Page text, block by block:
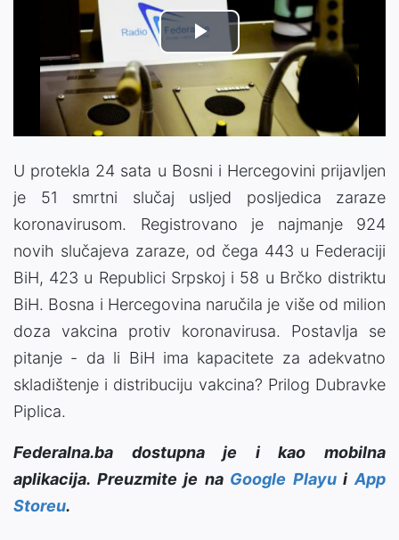
Play
Video
U protekla 24 sata u Bosni i Hercegovini prijavljen
je 51 smrtni slučaj usljed posljedica zaraze
koronavirusom. Registrovano je najmanje 924
novih slučajeva zaraze, od čega 443 u Federaciji
BiH, 423 u Republici Srpskoj i 58 u Brčko distriktu
BiH. Bosna i Hercegovina naručila je više od milion
doza vakcina protiv koronavirusa. Postavlja se
pitanje - da li BiH ima kapacitete za adekvatno
skladištenje i distribuciju vakcina? Prilog Dubravke
Piplica.
Federalna.ba dostupna je i kao mobilna
aplikacija. Preuzmite je na Google PlayuiApp
Storeu.